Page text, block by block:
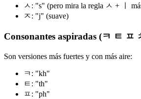
ㅅ: "s" (pero mira la regla ㅅ + ㅣ
ㅈ: "j" (suave)
Consonantes aspiradas (ㅋ ㅌ ㅍ
Son versiones más fuertes y con más aire:
ㅋ: "kh"
ㅌ: "th"
ㅍ: "ph"